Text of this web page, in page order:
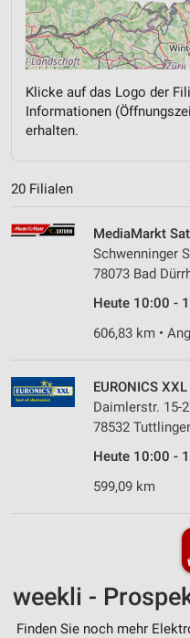
Klicke auf das Logo der
Informationen
erhalten.
20 Filialen
MediaMarkt
Schwenninger
78073 Bad
Heute 10:00 -
606,83 km •
EURONICS
Daimlerstr. 15-
78532
Heute 10:00 -
599,09 km
weekli -
Finden Sie noch mehr